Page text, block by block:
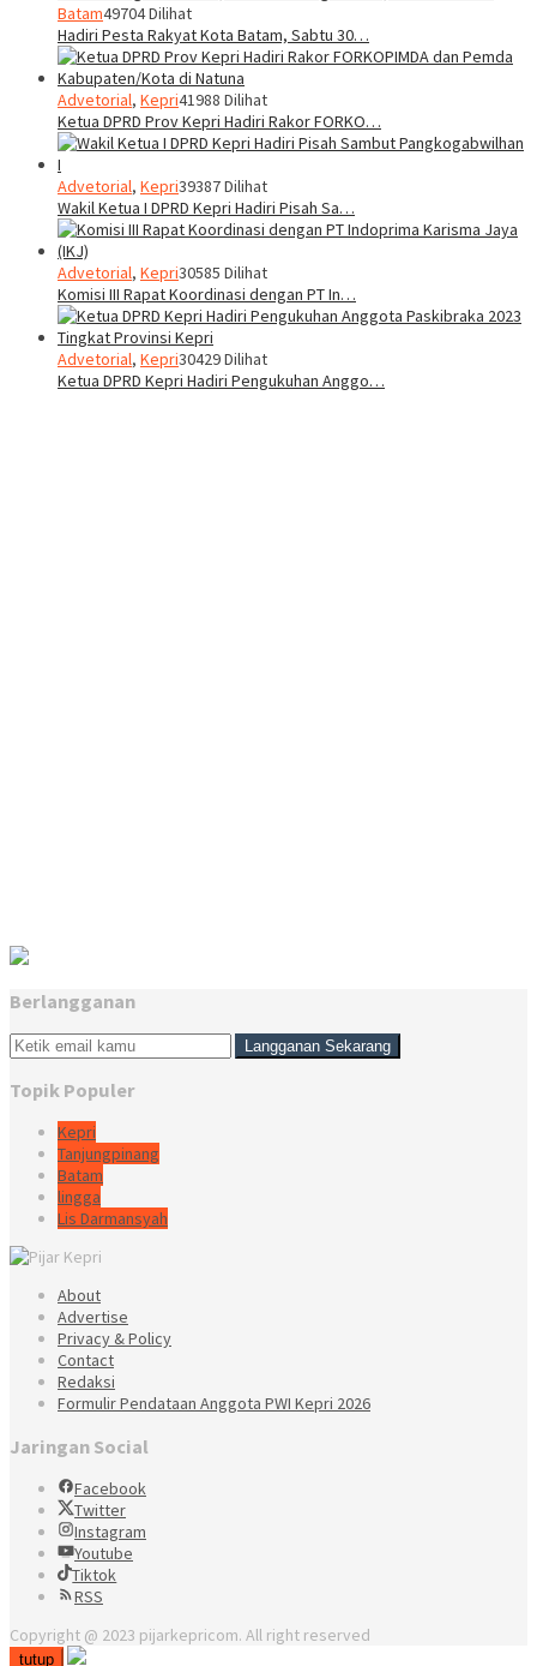
Batam49704 Dilihat
Hadiri Pesta Rakyat Kota Batam, Sabtu 30…
Advetorial, Kepri41988 Dilihat
Ketua DPRD Prov Kepri Hadiri Rakor FORKO…
Advetorial, Kepri39387 Dilihat
Wakil Ketua I DPRD Kepri Hadiri Pisah Sa…
Advetorial, Kepri30585 Dilihat
Komisi III Rapat Koordinasi dengan PT In…
Advetorial, Kepri30429 Dilihat
Ketua DPRD Kepri Hadiri Pengukuhan Anggo…
Berlangganan
Topik Populer
Kepri
Tanjungpinang
Batam
lingga
Lis Darmansyah
About
Advertise
Privacy & Policy
Contact
Redaksi
Formulir Pendataan Anggota PWI Kepri 2026
Jaringan Social
Facebook
Twitter
Instagram
Youtube
Tiktok
RSS
Copyright @ 2023 pijarkepricom. All right reserved
tutup